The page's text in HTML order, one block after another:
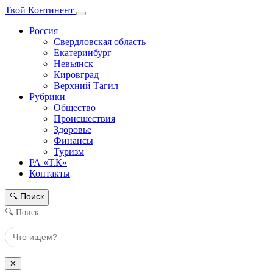
Твой Континент
Россия
Свердловская область
Екатеринбург
Невьянск
Кировград
Верхний Тагил
Рубрики
Общество
Происшествия
Здоровье
Финансы
Туризм
РА «Т.К»
Контакты
🔍 Поиск
🔍 Поиск
✕